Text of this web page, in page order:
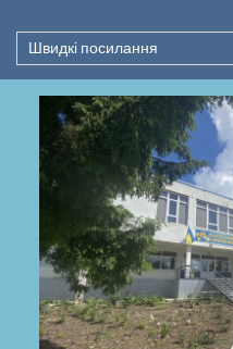
до
вмістуШвидкі посилання